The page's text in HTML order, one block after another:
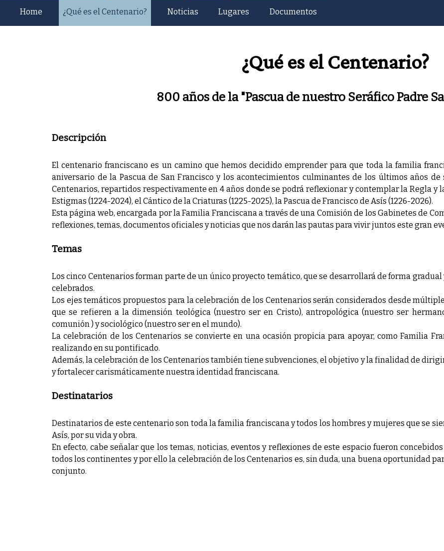
Home ¿Qué es el Centenario? Noticias Lugares Documentos
¿Qué es el Centenario?
800 años de la "Pascua de nuestro Seráfico Padre
Descripción
El centenario franciscano es un camino que hemos decidido emprender para que toda la familia
aniversario de la Pascua de San Francisco y los acontecimientos culminantes de los últimos años
Centenarios, repartidos respectivamente en 4 años donde se podrá reflexionar y contemplar la Regla y
Estigmas (1224-2024), el Cántico de la Criaturas (1225-2025), la Pascua de Francisco de Asís (1226-2026).
Esta página web, encargada por la Familia Franciscana a través de una Comisión de los Gabinetes de
reflexiones, temas, documentos oficiales y noticias que nos darán las pautas para vivir juntos este gran
Temas
Los cinco Centenarios forman parte de un único proyecto temático, que se desarrollará de forma
celebrados.
Los ejes temáticos propuestos para la celebración de los Centenarios serán considerados desde
que se refieren a la dimensión teológica (nuestro ser en Cristo), antropológica (nuestro ser
comunión ) y sociológico (nuestro ser en el mundo).
La celebración de los Centenarios se convierte en una ocasión propicia para apoyar, como Familia
realizando en su pontificado.
Además, la celebración de los Centenarios también tiene subvenciones, el objetivo y la finalidad de
y fortalecer carismáticamente nuestra identidad franciscana.
Destinatarios
Destinatarios de este centenario son toda la familia franciscana y todos los hombres y mujeres que se
Asís, por su vida y obra.
En efecto, cabe señalar que los temas, noticias, eventos y reflexiones de este espacio fueron
todos los continentes y por ello la celebración de los Centenarios es, sin duda, una buena oportunidad
conjunto.